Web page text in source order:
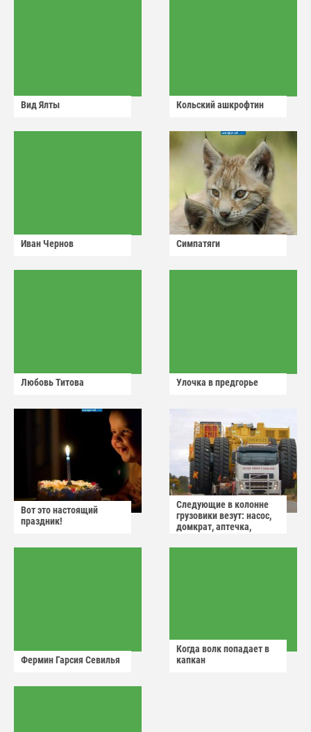
Вид Ялты Кольский ашкрофтин
Иван Чернов Симпатяги
Любовь Титова Улочка в предгорье
Вот это настоящий
праздник!
Следующие в колонне
грузовики везут: насос,
домкрат, аптечка,
Фермин Гарсия Севилья
Когда волк попадает в
капкан